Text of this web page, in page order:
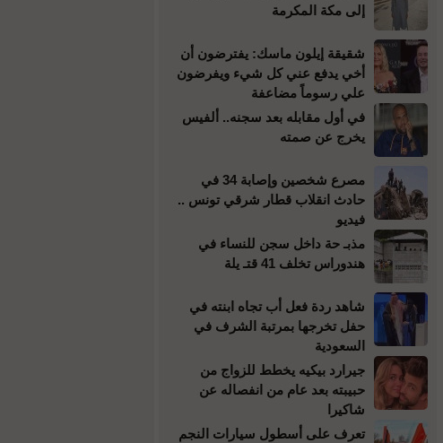
إلى مكة المكرمة
شقيقة إيلون ماسك: يفترضون أن
أخي يدفع عني كل شيء ويفرضون
علي رسوماً مضاعفة
في أول مقابله بعد سجنه.. ألفيس
يخرج عن صمته
مصرع شخصين وإصابة 34 في
حادث انقلاب قطار شرقي تونس ..
فيديو
مذبـ حة داخل سجن للنساء في
هندوراس تخلف 41 قتـ يلة
شاهد ردة فعل أب تجاه ابنته في
حفل تخرجها بمرتبة الشرف في
السعودية
جيرارد بيكيه يخطط للزواج من
حبيبته بعد عام من انفصاله عن
شاكيرا
تعرف على أسطول سيارات النجم